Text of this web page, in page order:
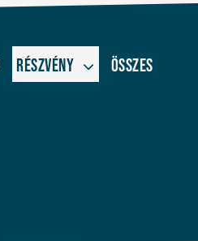
Tőzsdestratégiák alapelemei
Részvény Összes